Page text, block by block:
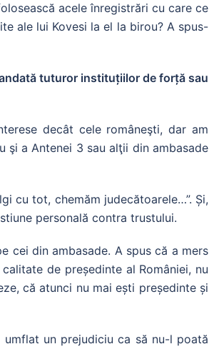
acele înregistrări cu care ce
ale lui Kovesi la el la birou? A spus-
tuturor instituțiilor de forță sau
decât cele româneşti, dar am
şi a Antenei 3 sau alţii din ambasade
cu tot, chemăm judecătoarele…”. Și,
personală contra trustului.
cei din ambasade. A spus că a mers
de președinte al României, nu
că atunci nu mai ești președinte și
un prejudiciu ca să nu-l poată